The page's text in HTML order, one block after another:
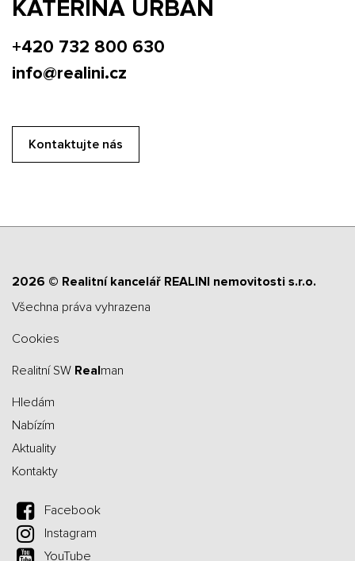
KATEŘINA URBAN
+420 732 800 630
info@realini.cz
Kontaktujte nás
2026 © Realitní kancelář REALINI nemovitosti s.r.o.
všechna práva vyhrazena
Cookies
Realitní SW Realman
Hledám
Nabízím
Aktuality
Kontakty
Facebook
Instagram
YouTube